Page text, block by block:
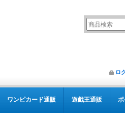
ロ
ワンピカード通販 遊戯王通販